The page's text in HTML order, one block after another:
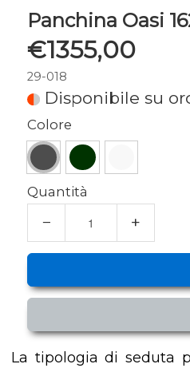
Panchina Oasi
€1355,00
29-018
Disponibile su
Colore
Quantità
− +
La tipologia di seduta